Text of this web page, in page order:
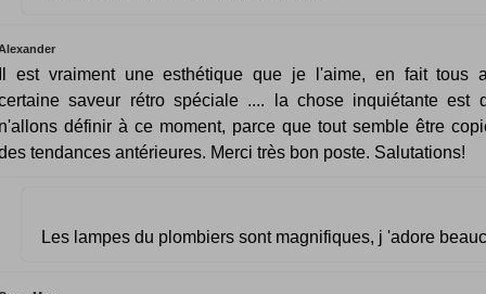
est vraiment une esthétique que je l'aime, en fait tous
saveur rétro spéciale .... la chose inquiétante est
définir à ce moment, parce que tout semble être
tendances antérieures. Merci très bon poste. Salutations!
Les lampes du plombiers sont magnifiques, j 'adore